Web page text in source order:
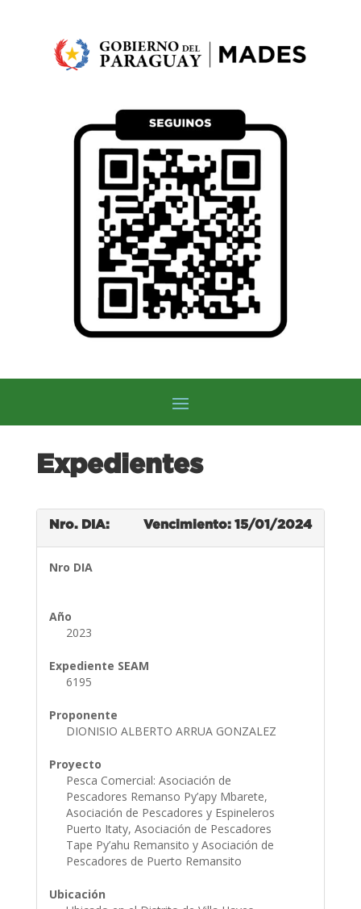
Expedientes
Nro. DIA: Vencimiento: 15/01/2024
Nro DIA
Año
2023
Expediente SEAM
6195
Proponente
DIONISIO ALBERTO ARRUA GONZALEZ
Proyecto
Pesca Comercial: Asociación de
Pescadores Remanso Py’apy Mbarete,
Asociación de Pescadores y Espineleros
Puerto Itaty, Asociación de Pescadores
Tape Py’ahu Remansito y Asociación de
Pescadores de Puerto Remansito
Ubicación